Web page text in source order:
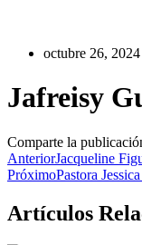
octubre 26, 2024
Jafreisy
Comparte la
AnteriorJacqueline
PróximoPastora
Artículos